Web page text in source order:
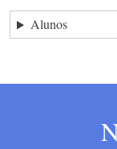
Alunos